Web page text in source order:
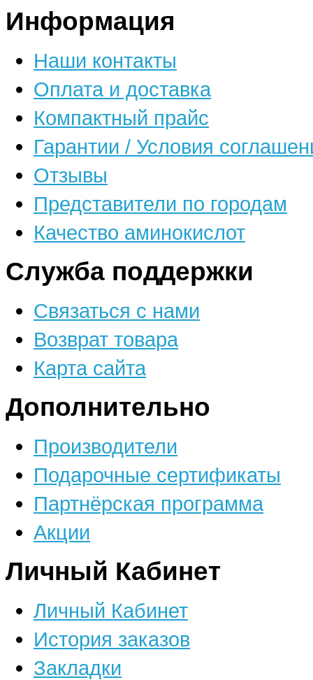
Информация
Наши контакты
Оплата и доставка
Компактный прайс
Гарантии / Условия
Отзывы
Представители по городам
Качество аминокислот
Служба поддержки
Связаться с нами
Возврат товара
Карта сайта
Дополнительно
Производители
Подарочные сертификаты
Партнёрская программа
Акции
Личный Кабинет
Личный Кабинет
История заказов
Закладки